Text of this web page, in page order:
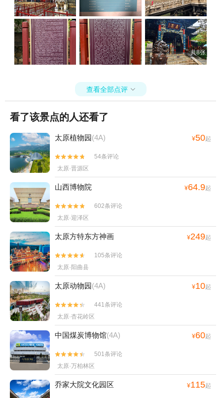
共8张
查看全部点评 
看了该景点的人还看了
太原植物园(4A) ¥50起


54条评论
太原·晋源区
山西博物院 ¥64.9起


602条评论
太原·迎泽区
太原方特东方神画 ¥249起


105条评论
太原·阳曲县
太原动物园(4A) ¥10起


441条评论
太原·杏花岭区
中国煤炭博物馆(4A) ¥60起


501条评论
太原·万柏林区
乔家大院文化园区 ¥115起